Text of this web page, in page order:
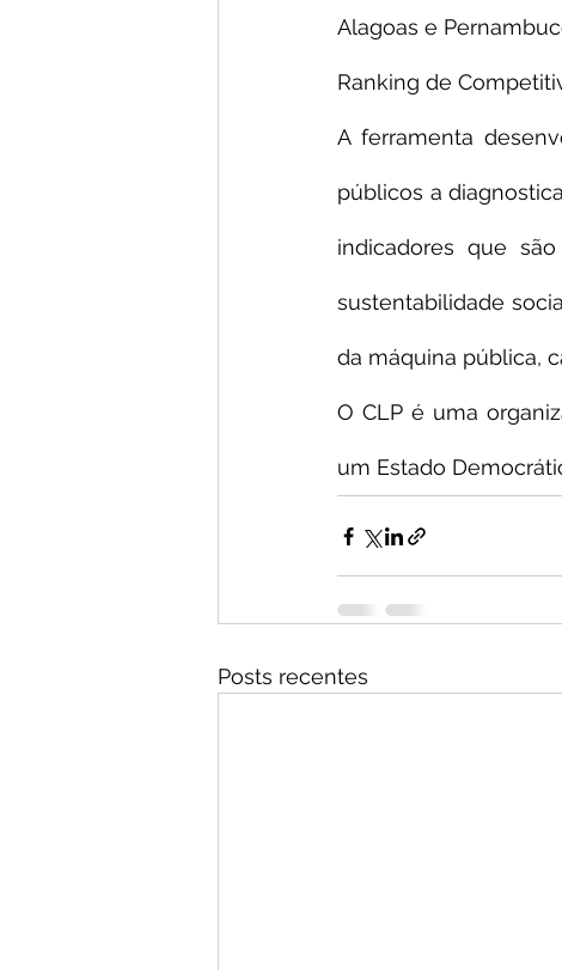
Alagoas e
Ranking de
A ferramenta
públicos a
indicadores que
sustentabilidade
da máquina pública,
O CLP é uma
um Estado
Posts recentes